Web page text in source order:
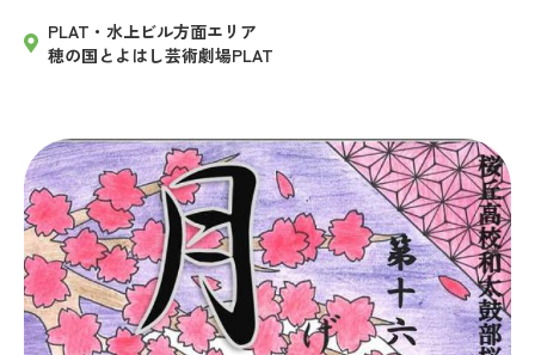
PLAT・水上ビル方面エリア
穂の国とよはし芸術劇場PLAT